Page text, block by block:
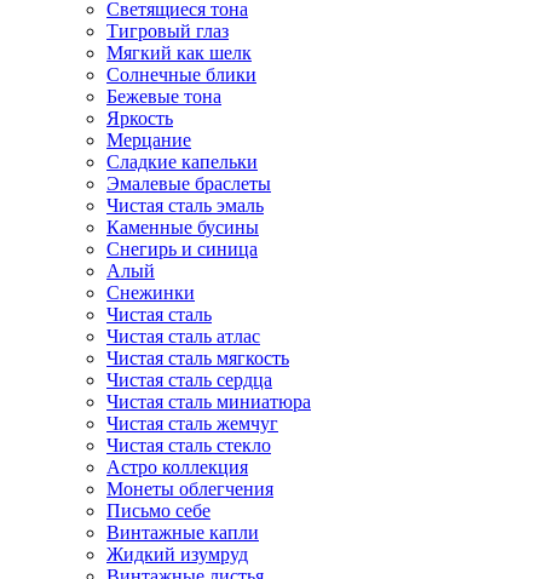
Светящиеся тона
Тигровый глаз
Мягкий как шелк
Солнечные блики
Бежевые тона
Яркость
Мерцание
Сладкие капельки
Эмалевые браслеты
Чистая сталь эмаль
Каменные бусины
Снегирь и синица
Алый
Снежинки
Чистая сталь
Чистая сталь атлас
Чистая сталь мягкость
Чистая сталь сердца
Чистая сталь миниатюра
Чистая сталь жемчуг
Чистая сталь стекло
Астро коллекция
Монеты облегчения
Письмо себе
Винтажные капли
Жидкий изумруд